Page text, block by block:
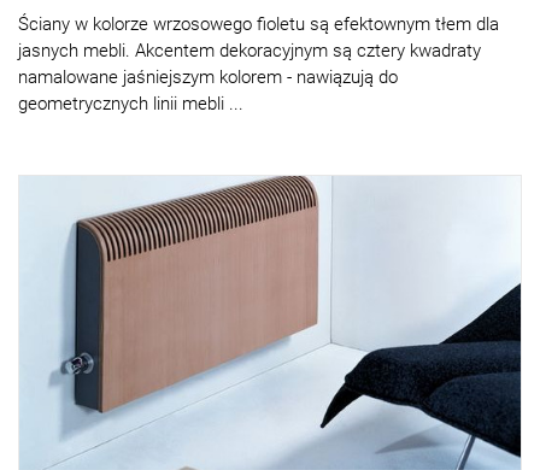
Ściany w kolorze wrzosowego fioletu są efektownym tłem dla
jasnych mebli. Akcentem dekoracyjnym są cztery kwadraty
namalowane jaśniejszym kolorem - nawiązują do
geometrycznych linii mebli ...